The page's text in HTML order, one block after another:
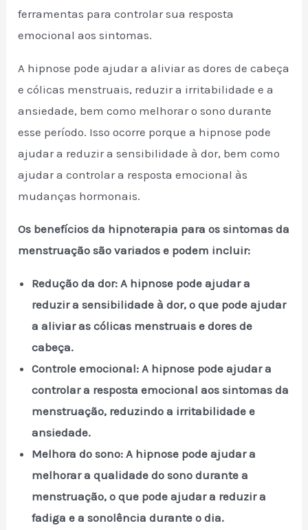
ferramentas para controlar sua resposta
emocional aos sintomas.
A hipnose pode ajudar a aliviar as dores de cabeça
e cólicas menstruais, reduzir a irritabilidade e a
ansiedade, bem como melhorar o sono durante
esse período. Isso ocorre porque a hipnose pode
ajudar a reduzir a sensibilidade à dor, bem como
ajudar a controlar a resposta emocional às
mudanças hormonais.
Os benefícios da hipnoterapia para os sintomas da
menstruação são variados e podem incluir:
Redução da dor: A hipnose pode ajudar a
reduzir a sensibilidade à dor, o que pode ajudar
a aliviar as cólicas menstruais e dores de
cabeça.
Controle emocional: A hipnose pode ajudar a
controlar a resposta emocional aos sintomas da
menstruação, reduzindo a irritabilidade e
ansiedade.
Melhora do sono: A hipnose pode ajudar a
melhorar a qualidade do sono durante a
menstruação, o que pode ajudar a reduzir a
fadiga e a sonolência durante o dia.